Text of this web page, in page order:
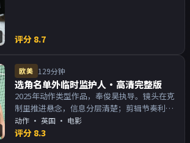
评分 8.7
欧美 129分钟
选角名单外临时监护人·高清完整版
2025年动作类型作品，奉俊昊执导。镜头在克
制里推进悬念，信息分层清楚；剪辑节奏利
落，观感顺滑。主演以演技派为主，适合喜欢
强叙事与人物关系的观众加入片单。
动作 · 英国 · 电影
评分 8.3